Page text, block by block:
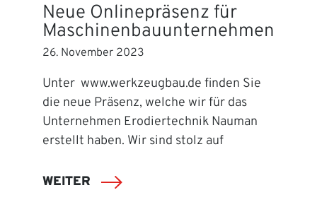
Neue Onlinepräsenz für
Maschinenbauunternehmen
26. November 2023
Unter www.werkzeugbau.de finden Sie
die neue Präsenz, welche wir für das
Unternehmen Erodiertechnik Nauman
erstellt haben. Wir sind stolz auf
WEITER